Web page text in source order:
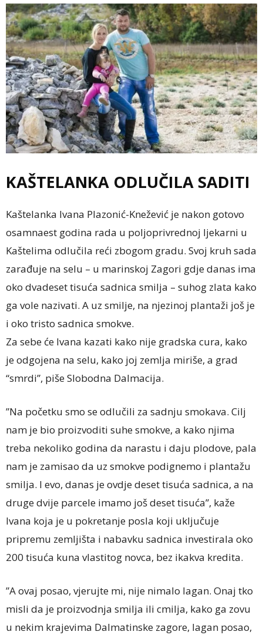
KAŠTELANKA ODLUČILA SADITI
Kaštelanka Ivana Plazonić-Knežević je nakon gotovo
osamnaest godina rada u poljoprivrednoj ljekarni u
Kaštelima odlučila reći zbogom gradu. Svoj kruh sada
zarađuje na selu – u marinskoj Zagori gdje danas ima
oko dvadeset tisuća sadnica smilja – suhog zlata kako
ga vole nazivati. A uz smilje, na njezinoj plantaži još je
i oko tristo sadnica smokve.
Za sebe će Ivana kazati kako nije gradska cura, kako
je odgojena na selu, kako joj zemlja miriše, a grad
“smrdi”, piše Slobodna Dalmacija.
”Na početku smo se odlučili za sadnju smokava. Cilj
nam je bio proizvoditi suhe smokve, a kako njima
treba nekoliko godina da narastu i daju plodove, pala
nam je zamisao da uz smokve podignemo i plantažu
smilja. I evo, danas je ovdje deset tisuća sadnica, a na
druge dvije parcele imamo još deset tisuća”, kaže
Ivana koja je u pokretanje posla koji uključuje
pripremu zemljišta i nabavku sadnica investirala oko
200 tisuća kuna vlastitog novca, bez ikakva kredita.
”A ovaj posao, vjerujte mi, nije nimalo lagan. Onaj tko
misli da je proizvodnja smilja ili cmilja, kako ga zovu
u nekim krajevima Dalmatinske zagore, lagan posao,